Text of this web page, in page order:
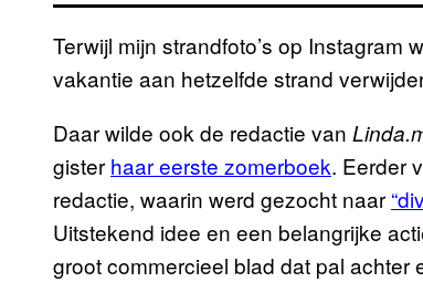
Terwijl mijn strandfoto’s op Instagram
vakantie aan hetzelfde strand
Daar wilde ook de redactie van
gister haar eerste zomerboek. Eerder
redactie, waarin werd gezocht naar
Uitstekend idee en een belangrijke
groot commercieel blad dat pal